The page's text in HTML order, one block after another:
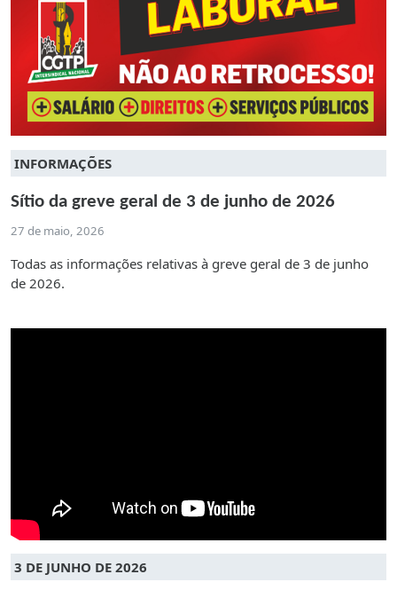
INFORMAÇÕES
Sítio da greve geral de 3 de junho de 2026
27 de maio, 2026
Todas as informações relativas à greve geral de 3 de junho
de 2026.
3 DE JUNHO DE 2026